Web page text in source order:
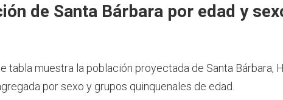
de Santa Bárbara por edad y
tabla muestra la población proyectada de Santa Bárbara,
por sexo y grupos quinquenales de edad.